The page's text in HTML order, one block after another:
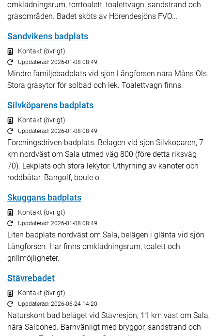
omklädningsrum, torrtoalett, toalettvagn, sandstrand och
gräsområden. Badet sköts av Hörendesjöns FVO...
Sandvikens badplats
Kontakt (övrigt)
Uppdaterad: 2026-01-08 08:49
Mindre familjebadplats vid sjön Långforsen nära Måns Ols.
Stora gräsytor för solbad och lek. Toalettvagn finns.
Silvköparens badplats
Kontakt (övrigt)
Uppdaterad: 2026-01-08 08:49
Föreningsdriven badplats. Belägen vid sjön Silvköparen, 7
km nordväst om Sala utmed väg 800 (före detta riksväg
70). Lekplats och stora lekytor. Uthyrning av kanoter och
roddbåtar. Bangolf, boule o...
Skuggans badplats
Kontakt (övrigt)
Uppdaterad: 2026-01-08 08:49
Liten badplats nordväst om Sala, belägen i glänta vid sjön
Långforsen. Här finns omklädningsrum, toalett och
grillmöjligheter.
Stävrebadet
Kontakt (övrigt)
Uppdaterad: 2026-06-24 14:20
Naturskönt bad beläget vid Stävresjön, 11 km väst om Sala,
nära Salbohed. Barnvänligt med bryggor, sandstrand och